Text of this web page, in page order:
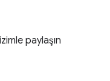
paylaşın